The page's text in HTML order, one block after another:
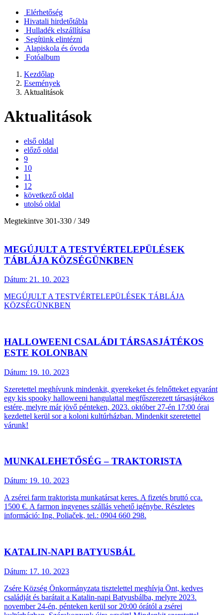
Elérhetőség
Hivatali hirdetőtábla
Hulladék elszállítása
Segítünk elintézni
Alapiskola és óvoda
Fotóalbum
Kezdőlap
Események
Aktualitások
Aktualitások
első oldal
előző oldal
9
10
11
12
következő oldal
utolsó oldal
Megtekintve 301-330 / 349
MEGÚJULT A TESTVÉRTELEPÜLÉSEK
TÁBLÁJA KÖZSÉGÜNKBEN
Dátum: 21. 10. 2023
MEGÚJULT A TESTVÉRTELEPÜLÉSEK TÁBLÁJA
KÖZSÉGÜNKBEN
HALLOWEENI CSALÁDI TÁRSASJÁTÉKOS
ESTE KOLONBAN
Dátum: 19. 10. 2023
Szeretettel meghívunk mindenkit, gyerekeket és felnőtteket egyaránt
egy kis spooky halloweeni hangulattal megfűszerezett társasjátékos
estére, melyre már jövő pénteken, 2023. október 27-én 17:00 órai
kezdettel kerül sor a koloni kultúrházban. Mindenkit szeretettel
várunk!
MUNKALEHETŐSÉG – TRAKTORISTA
Dátum: 19. 10. 2023
A zsérei farm traktorista munkatársat keres. A fizetés bruttó cca.
1500 €. A farmon ingyenes szállás vehető igénybe. Részletes
információ: Ing. Poliaček, tel.: 0904 660 298.
KATALIN-NAPI BATYUSBÁL
Dátum: 17. 10. 2023
Zsére Község Önkormányzata tisztelettel meghívja Önt, kedves
családját és barátait a Katalin-napi Batyusbálba, melyre 2023.
november 24-én, pénteken kerül sor 20:00 órától a zsérei